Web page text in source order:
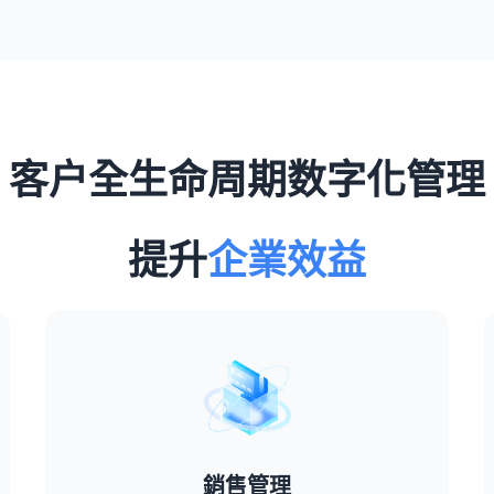
客户全生命周期数字化管理
提升企業效益
銷售管理